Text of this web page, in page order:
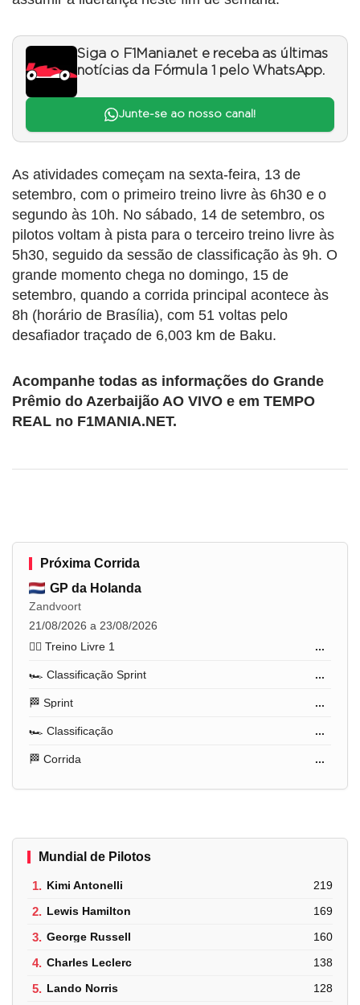
Siga o F1Mania.net e receba as últimas
notícias da Fórmula 1 pelo WhatsApp.
Junte-se ao nosso canal!
As atividades começam na sexta-feira, 13 de
setembro, com o primeiro treino livre às 6h30 e o
segundo às 10h. No sábado, 14 de setembro, os
pilotos voltam à pista para o terceiro treino livre às
5h30, seguido da sessão de classificação às 9h. O
grande momento chega no domingo, 15 de
setembro, quando a corrida principal acontece às
8h (horário de Brasília), com 51 voltas pelo
desafiador traçado de 6,003 km de Baku.
Acompanhe todas as informações do Grande
Prêmio do Azerbaijão AO VIVO e em TEMPO
REAL no F1MANIA.NET.
Próxima Corrida
GP da Holanda
Zandvoort
21/08/2026 a 23/08/2026
🏋️‍♂️ Treino Livre 1
...
🏎️ Classificação Sprint ...
🏁 Sprint ...
🏎️ Classificação ...
🏁 Corrida ...
Mundial de Pilotos
1. Kimi Antonelli 219
2. Lewis Hamilton 169
3. George Russell 160
4. Charles Leclerc 138
5. Lando Norris 128